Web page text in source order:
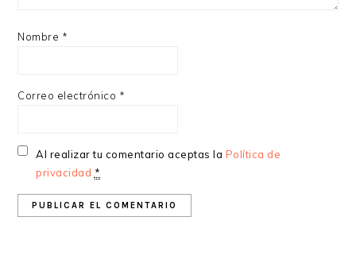
Nombre *
Correo electrónico *
Al realizar tu comentario aceptas la Política de
privacidad *